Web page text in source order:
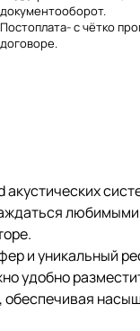
документооборот.
Постоплата- с чётко
договоре.
любимыми
и уникальный
удобно
обеспечивая